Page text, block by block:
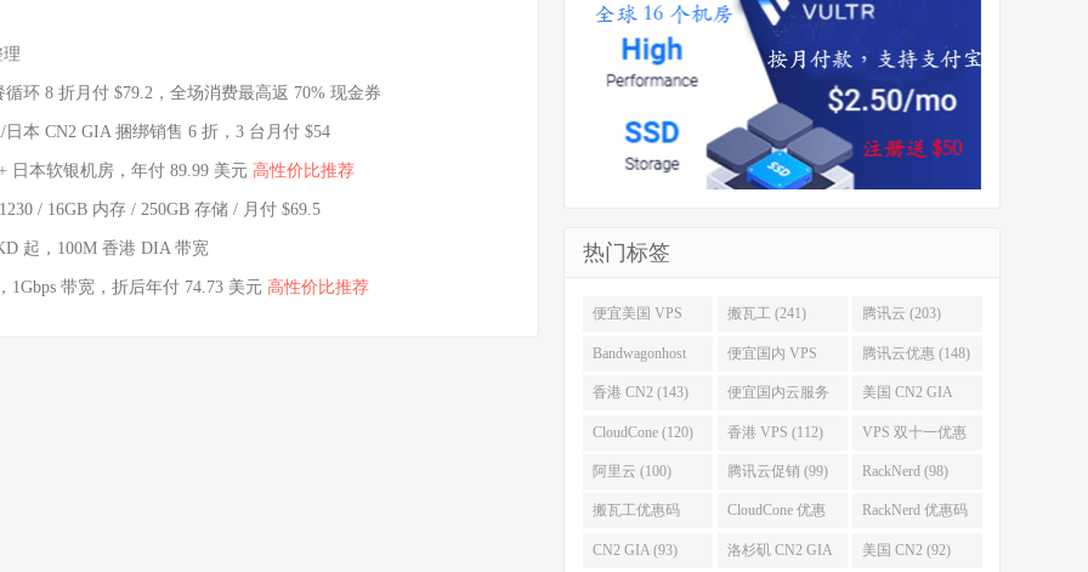
理
环 8 折月付 $79.2，全场消费最高返 70% 现金券
本 CN2 GIA 捆绑销售 6 折，3 台月付 $54
日本软银机房，年付 89.99 美元 高性价比推荐
/ 16GB 内存 / 250GB 存储 / 月付 $69.5
起，100M 香港 DIA 带宽
带宽，折后年付 74.73 美元 高性价比推荐
热门标签
便宜美国 VPS
(255)
搬瓦工 (241) 腾讯云 (203)
Bandwagonhost
(188)
便宜国内 VPS
(167)
腾讯云优惠 (148)
香港 CN2 (143) 便宜国内云服务
器 (128)
美国 CN2 GIA
(123)
CloudCone (120) 香港 VPS (112) VPS 双十一优惠
促销 (106)
阿里云 (100) 腾讯云促销 (99) RackNerd (98)
搬瓦工优惠码
(96)
CloudCone 优惠
码 (96)
RackNerd 优惠码
(94)
CN2 GIA (93) 洛杉矶 CN2 GIA 美国 CN2 (92)